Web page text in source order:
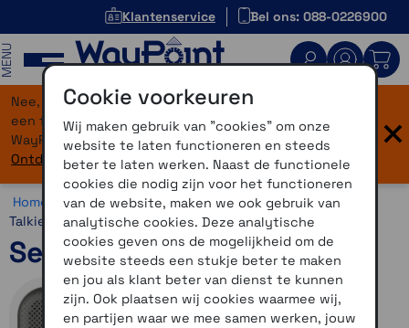
Klantenservice Bel ons: 088-0226900
Nee, je bent niet verdwaald! Onze website heeft
een flinke upgrade gekregen. Dezelfde vertrouwde
WayPoint-service, maar dan in een modern jasje.
Ontdek hier wat er allemaal nieuw is.
×
Home >Communicatie >Outdoorcommunicatie >Sena
Talkie
Sena Talkie Vier pack
Cookie voorkeuren
Wij maken gebruik van "cookies" om onze
website te laten functioneren en steeds
beter te laten werken. Naast de functionele
cookies die nodig zijn voor het functioneren
van de website, maken we ook gebruik van
analytische cookies. Deze analytische
cookies geven ons de mogelijkheid om de
website steeds een stukje beter te maken
en jou als klant beter van dienst te kunnen
zijn. Ook plaatsen wij cookies waarmee wij,
en partijen waar we mee samen werken, jouw